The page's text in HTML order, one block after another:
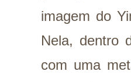
imagem do
Nela, dentro
com uma